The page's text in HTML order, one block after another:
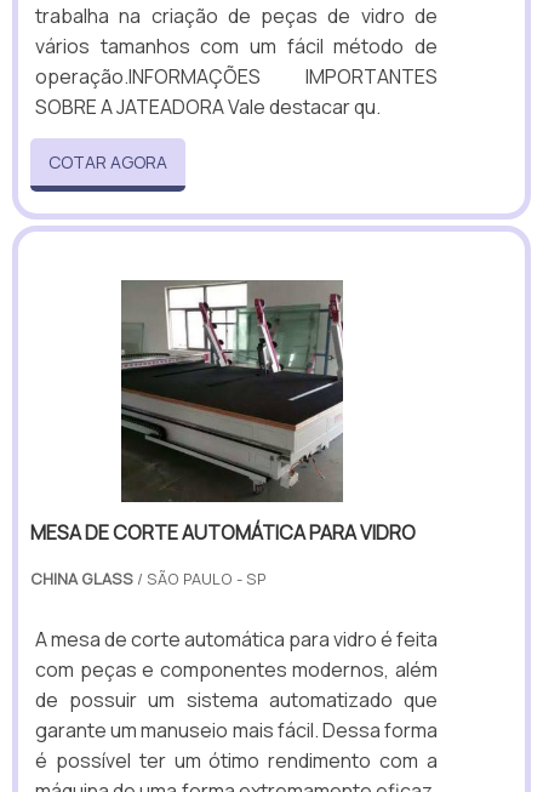
trabalha na criação de peças de vidro de
vários tamanhos com um fácil método de
operação.INFORMAÇÕES IMPORTANTES
SOBRE A JATEADORA Vale destacar qu.
COTAR AGORA
MESA DE CORTE AUTOMÁTICA PARA VIDRO
CHINA GLASS / SÃO PAULO - SP
A mesa de corte automática para vidro é feita
com peças e componentes modernos, além
de possuir um sistema automatizado que
garante um manuseio mais fácil. Dessa forma
é possível ter um ótimo rendimento com a